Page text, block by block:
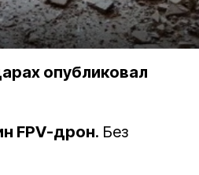
опубликовал
FPV-дрон. Без